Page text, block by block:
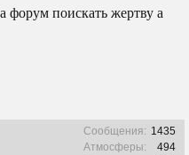
форум поискать жертву а
Сообщения: 1435
Атмосферы:
494